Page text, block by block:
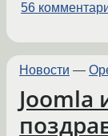
56
Новости —
Joomla